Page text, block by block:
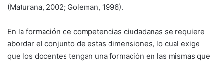
(Maturana, 2002; Goleman, 1996).
En la formación de competencias ciudadanas se requiere
abordar el conjunto de estas dimensiones, lo cual exige
que los docentes tengan una formación en las mismas que